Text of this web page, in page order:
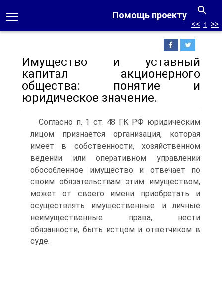
Помощь проекту
<< ↑ >>
Имущество и уставный
капитал акционерного
общества: понятие и
юридическое значение.
Согласно п. 1 ст. 48 ГК РФ юридическим
лицом признается организация, которая
имеет в собственности, хозяйственном
ведении или оперативном управлении
обособ­ленное имущество и отвечает по
своим обязательствам этим имуществом,
может от своего имени приобретать и
осуществлять имущественные и личные
неимуществен­ные права, нести
обязанности, быть истцом и ответчиком в
суде.